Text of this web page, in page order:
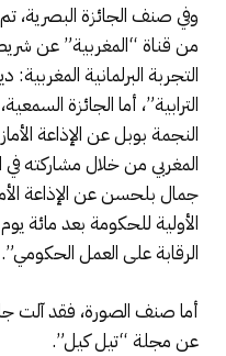
وفي صنف الجائزة البصرية،
من قناة “المغربية” عن
التجربة البرلمانية
الترابية”، أما الجائزة
النجمة بوبل عن الإذاعة
المغربي من خلال مشاركته
جمال بلحسن عن الإذاعة
الأولية للحكومة بعد مائة
الرقابة على العمل الحكومي”.
أما صنف الصورة، فقد آلت
عن مجلة “تيل كيل”.